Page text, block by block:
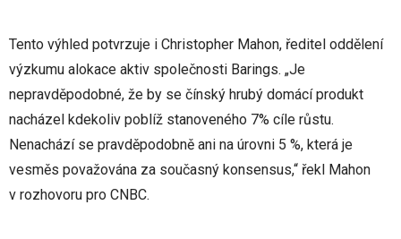
Tento výhled potvrzuje i Christopher Mahon, ředitel oddělení
výzkumu alokace aktiv společnosti Barings. „Je
nepravděpodobné, že by se čínský hrubý domácí produkt
nacházel kdekoliv poblíž stanoveného 7% cíle růstu.
Nenachází se pravděpodobně ani na úrovni 5 %, která je
vesměs považována za současný konsensus,“ řekl Mahon
v rozhovoru pro CNBC.